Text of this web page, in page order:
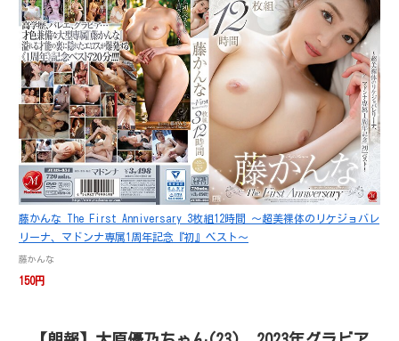
藤かんな The First Anniversary 3枚組12時間 ～超美裸体のリケジョバレ
リーナ、マドンナ専属1周年記念『初』ベスト～
藤かんな
150円